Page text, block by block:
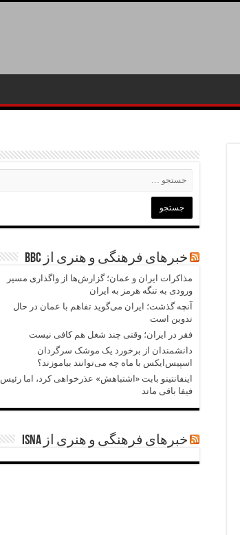
خبرهای فرهنگی و هنری از BBC
مذاکرات ایران و عمان؛ گزارش‌ها از واگذاری مسیر
ورودی به تنگه هرمز به ایران
آنچه گذشت؛ ایران می‌گوید تفاهم با عمان در حال
تدوین است
فقر در ایران؛ وقتی چند شغل هم کافی نیست
دانشمندان از برخورد یک موشک سرگردان
اسپیس‌ایکس با ماه چه می‌توانند بیاموزند؟
اینفانتینو بابت «اشتباهش» عذرخواهی کرد، اما رئیس
فیفا باقی ماند
خبرهای فرهنگی و هنری از ISNA